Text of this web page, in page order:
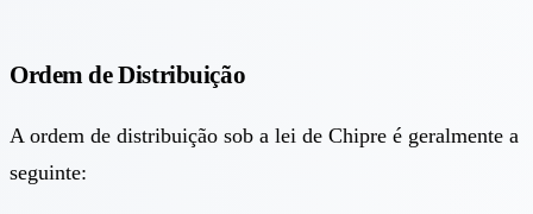
Ordem de Distribuição
A ordem de distribuição sob a lei de Chipre é geralmente a
seguinte: